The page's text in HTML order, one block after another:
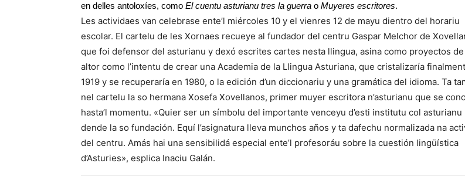
en delles antoloxíes, como El cuentu asturianu tres la guerra o Muyeres escritores.
Les actividaes van celebrase ente’l miércoles 10 y el vienres 12 de mayu dientro del horariu
escolar. El cartelu de les Xornaes recueye al fundador del centru Gaspar Melchor de
que foi defensor del asturianu y dexó escrites cartes nesta llingua, asina como proyectos
altor como l’intentu de crear una Academia de la Llingua Asturiana, que cristalizaría
1919 y se recuperaría en 1980, o la edición d’un diccionariu y una gramática del idioma. Ta
nel cartelu la so hermana Xosefa Xovellanos, primer muyer escritora n’asturianu que se
hasta’l momentu. «Quier ser un símbolu del importante venceyu d’esti institutu col asturianu
dende la so fundación. Equí l’asignatura lleva munchos años y ta dafechu normalizada na
del centru. Amás hai una sensibilidá especial ente’l profesoráu sobre la cuestión lingüística
d’Asturies», esplica Inaciu Galán.